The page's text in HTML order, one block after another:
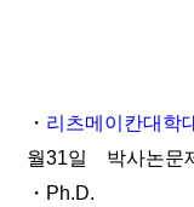
・ 리츠메이칸대학
월31일 박사논문
・Ph.D.